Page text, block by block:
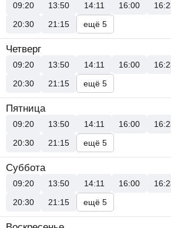
09:20 13:50 14:11 16:00
20:30
21:15 ещё 5
Четверг
09:20 13:50 14:11 16:00
20:30
21:15 ещё 5
Пятница
09:20 13:50 14:11 16:00
20:30
21:15 ещё 5
Суббота
09:20 13:50 14:11 16:00
20:30
21:15 ещё 5